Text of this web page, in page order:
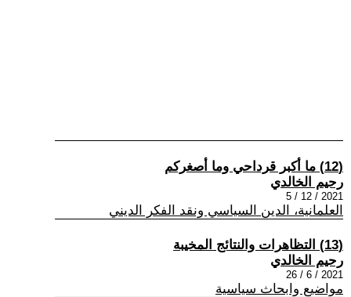
(12) ما أكبر قرداحي وما أصغركم
رحيم الخالدي
2021 / 12 / 5
العلمانية، الدين السياسي ونقد الفكر الديني
(13) التظاهرات والنتائج المخيبة
رحيم الخالدي
2021 / 6 / 26
مواضيع وابحاث سياسية